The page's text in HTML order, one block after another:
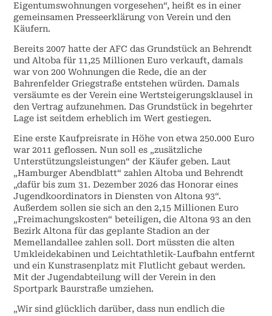
Eigentumswohnungen vorgesehen“, heißt es in einer
gemeinsamen Presseerklärung von Verein und den
Käufern.
Bereits 2007 hatte der AFC das Grundstück an Behrendt
und Altoba für 11,25 Millionen Euro verkauft, damals
war von 200 Wohnungen die Rede, die an der
Bahrenfelder Griegstraße entstehen würden. Damals
versäumte es der Verein eine Wertsteigerungsklausel in
den Vertrag aufzunehmen. Das Grundstück in begehrter
Lage ist seitdem erheblich im Wert gestiegen.
Eine erste Kaufpreisrate in Höhe von etwa 250.000 Euro
war 2011 geflossen. Nun soll es „zusätzliche
Unterstützungsleistungen“ der Käufer geben. Laut
„Hamburger Abendblatt“ zahlen Altoba und Behrendt
„dafür bis zum 31. Dezember 2026 das Honorar eines
Jugendkoordinators in Diensten von Altona 93“.
Außerdem sollen sie sich an den 2,15 Millionen Euro
„Freimachungskosten“ beteiligen, die Altona 93 an den
Bezirk Altona für das geplante Stadion an der
Memellandallee zahlen soll. Dort müssten die alten
Umkleidekabinen und Leichtathletik-Laufbahn entfernt
und ein Kunstrasenplatz mit Flutlicht gebaut werden.
Mit der Jugendabteilung will der Verein in den
Sportpark Baurstraße umziehen.
„Wir sind glücklich darüber, dass nun endlich die